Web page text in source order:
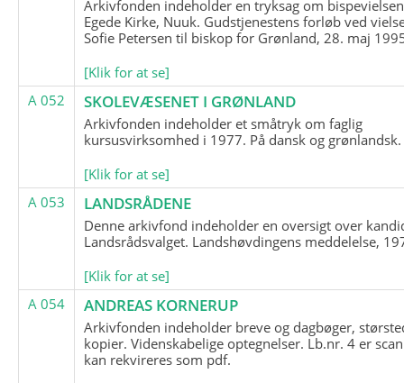
Arkivfonden indeholder en tryksag om
Egede Kirke, Nuuk. Gudstjenestens forløb ved
Sofie Petersen til biskop for Grønland, 28. maj
[Klik for at se]
A 052
SKOLEVÆSENET I GRØNLAND
Arkivfonden indeholder et småtryk om faglig
kursusvirksomhed i 1977. På dansk og grønlandsk.
[Klik for at se]
A 053
LANDSRÅDENE
Denne arkivfond indeholder en oversigt over
Landsrådsvalget. Landshøvdingens meddelelse,
[Klik for at se]
A 054
ANDREAS KORNERUP
Arkivfonden indeholder breve og dagbøger,
kopier. Videnskabelige optegnelser. Lb.nr. 4 er
kan rekvireres som pdf.